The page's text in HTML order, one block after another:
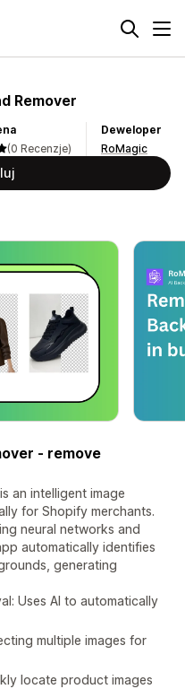
Remover
(0 Recenzje)
Deweloper
RoMagic
- remove
an intelligent image
for Shopify merchants.
neural networks and
automatically identifies
generating
Uses AI to automatically
multiple images for
locate product images